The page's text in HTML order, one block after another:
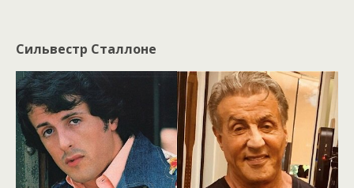
Сильвестр Сталлоне